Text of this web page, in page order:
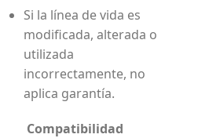
Si la línea de vida es
modificada, alterada o
utilizada
incorrectamente, no
aplica garantía.
Compatibilidad